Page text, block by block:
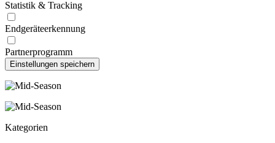
Statistik & Tracking
Endgeräteerkennung
Partnerprogramm
Kategorien